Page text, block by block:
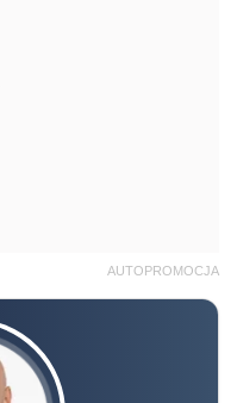
AUTOPROMOCJA